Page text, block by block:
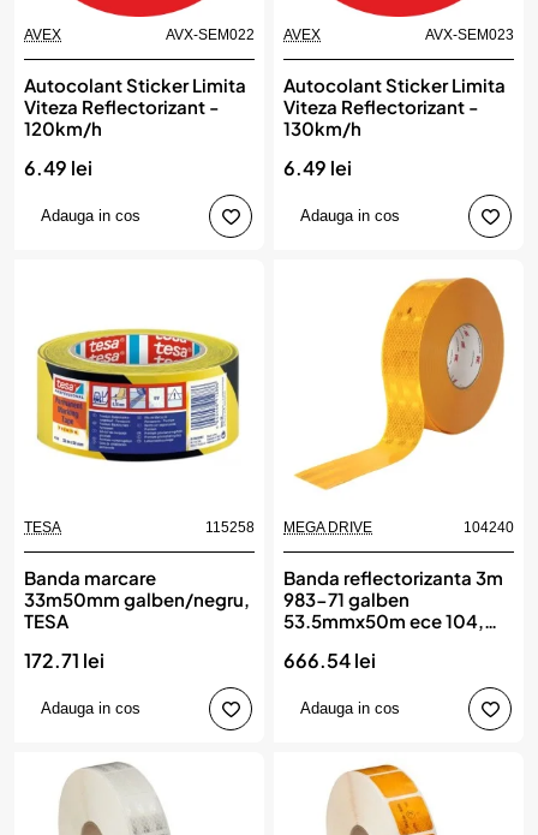
AVEX AVX-SEM022
Autocolant Sticker Limita
Viteza Reflectorizant -
120km/h
6.49 lei
Adauga in cos
AVEX AVX-SEM023
Autocolant Sticker Limita
Viteza Reflectorizant -
130km/h
6.49 lei
Adauga in cos
TESA 115258
Banda marcare
33m50mm galben/negru,
TESA
172.71 lei
Adauga in cos
MEGA DRIVE 104240
Banda reflectorizanta 3m
983-71 galben
53.5mmx50m ece 104,
666.54 lei
Adauga in cos